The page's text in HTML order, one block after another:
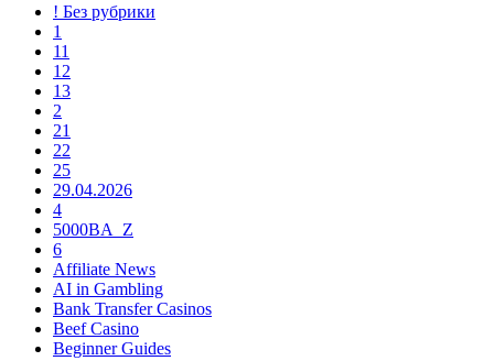
! Без рубрики
1
11
12
13
2
21
22
25
29.04.2026
4
5000BA_Z
6
Affiliate News
AI in Gambling
Bank Transfer Casinos
Beef Casino
Beginner Guides